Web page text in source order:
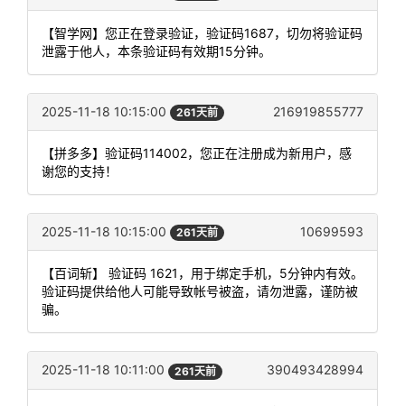
【智学网】您正在登录验证，验证码1687，切勿将验证码
泄露于他人，本条验证码有效期15分钟。
2025-11-18 10:15:00 261天前 216919855777
【拼多多】验证码114002，您正在注册成为新用户，感
谢您的支持！
2025-11-18 10:15:00 261天前 10699593
【百词斩】 验证码 1621，用于绑定手机，5分钟内有效。
验证码提供给他人可能导致帐号被盗，请勿泄露，谨防被
骗。
2025-11-18 10:11:00 261天前 390493428994